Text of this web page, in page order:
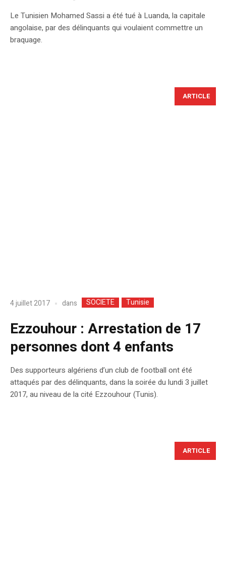
Le Tunisien Mohamed Sassi a été tué à Luanda, la capitale
angolaise, par des délinquants qui voulaient commettre un
braquage.
ARTICLE
4 juillet 2017 dans SOCIETE Tunisie
Ezzouhour : Arrestation de 17
personnes dont 4 enfants
Des supporteurs algériens d’un club de football ont été
attaqués par des délinquants, dans la soirée du lundi 3 juillet
2017, au niveau de la cité Ezzouhour (Tunis).
ARTICLE